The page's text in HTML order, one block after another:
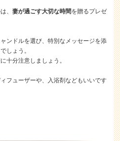
、妻が過ごす大切な時間を贈るプレゼ
ンドルを選び、特別なメッセージを添
しょう。
十分注意しましょう。
フューザーや、入浴剤などもいいです